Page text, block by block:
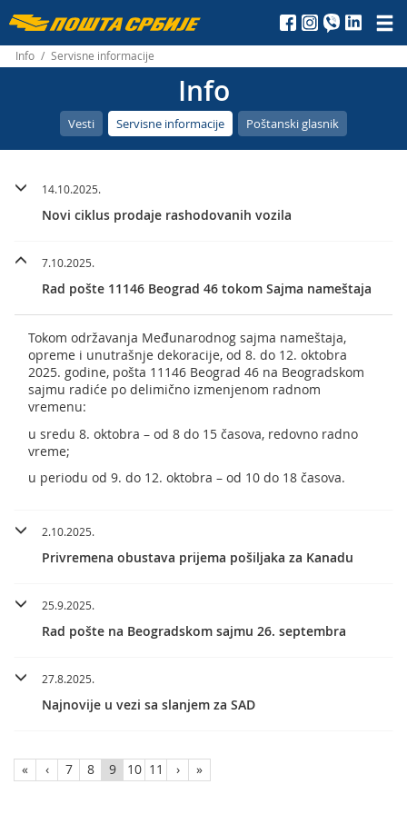
Пошта
Србије
д.о.о.
Info / Servisne informacije
Info
Vesti Servisne informacije Poštanski glasnik
14.10.2025.
Novi ciklus prodaje rashodovanih vozila
7.10.2025.
Rad pošte 11146 Beograd 46 tokom Sajma nameštaja
Tokom održavanja Međunarodnog sajma nameštaja,
opreme i unutrašnje dekoracije, od 8. do 12. oktobra
2025. godine, pošta 11146 Beograd 46 na Beogradskom
sajmu radiće po delimično izmenjenom radnom
vremenu:
u sredu 8. oktobra – od 8 do 15 časova, redovno radno
vreme;
u periodu od 9. do 12. oktobra – od 10 do 18 časova.
2.10.2025.
Privremena obustava prijema pošiljaka za Kanadu
25.9.2025.
Rad pošte na Beogradskom sajmu 26. septembra
27.8.2025.
Najnovije u vezi sa slanjem za SAD
« ‹ 7 8 9 10 11 › »